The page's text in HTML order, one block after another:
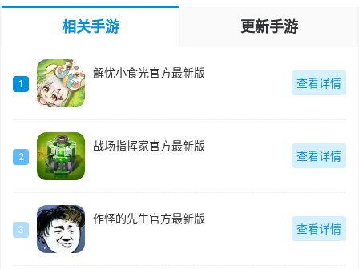
相关手游 更新手游
1
解忧小食光官方最新版
查看详情
2
战场指挥家官方最新版
查看详情
3
作怪的先生官方最新版
查看详情